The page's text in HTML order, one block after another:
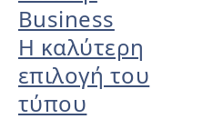
Business
Η καλύτερη
επιλογή του
τύπου